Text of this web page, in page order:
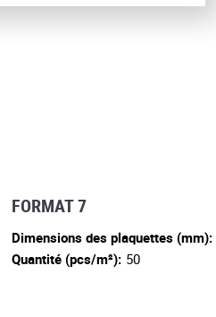
FORMAT 7
Dimensions des plaquettes (mm):
Quantité (pcs/m²): 50